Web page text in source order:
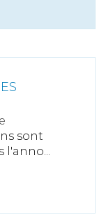
sont
l'anno...